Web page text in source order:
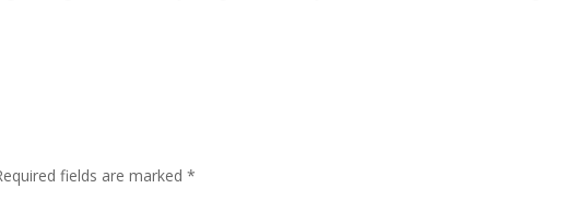
fields are marked*